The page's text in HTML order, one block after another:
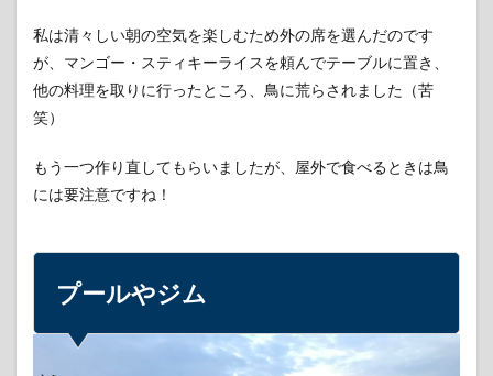
私は清々しい朝の空気を楽しむため外の席を選んだのです
が、マンゴー・スティキーライスを頼んでテーブルに置き、
他の料理を取りに行ったところ、鳥に荒らされました（苦
笑）
もう一つ作り直してもらいましたが、屋外で食べるときは鳥
には要注意ですね！
プールやジム